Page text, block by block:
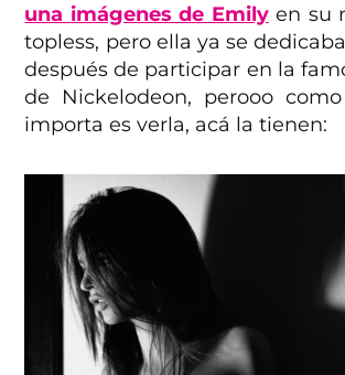
una imágenes de Emilyen su
topless, pero ella ya se
después de participar en la
de Nickelodeon, perooo
importa es verla, acá la tienen: